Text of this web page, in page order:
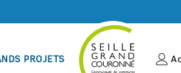
PROJETS